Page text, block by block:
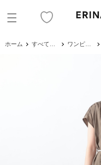
ホーム すべてのアイテム ワンピース・サロペット